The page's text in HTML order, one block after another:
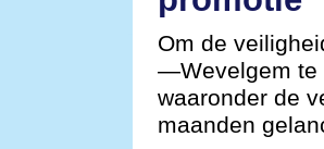
Om de
—Wevelgem te
waaronder de
maanden